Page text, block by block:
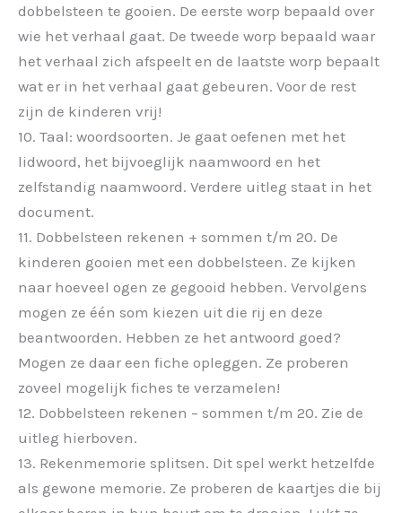
dobbelsteen te gooien. De eerste worp bepaald over
wie het verhaal gaat. De tweede worp bepaald waar
het verhaal zich afspeelt en de laatste worp bepaalt
wat er in het verhaal gaat gebeuren. Voor de rest
zijn de kinderen vrij!
10. Taal: woordsoorten. Je gaat oefenen met het
lidwoord, het bijvoeglijk naamwoord en het
zelfstandig naamwoord. Verdere uitleg staat in het
document.
11. Dobbelsteen rekenen + sommen t/m 20. De
kinderen gooien met een dobbelsteen. Ze kijken
naar hoeveel ogen ze gegooid hebben. Vervolgens
mogen ze één som kiezen uit die rij en deze
beantwoorden. Hebben ze het antwoord goed?
Mogen ze daar een fiche opleggen. Ze proberen
zoveel mogelijk fiches te verzamelen!
12. Dobbelsteen rekenen – sommen t/m 20. Zie de
uitleg hierboven.
13. Rekenmemorie splitsen. Dit spel werkt hetzelfde
als gewone memorie. Ze proberen de kaartjes die bij